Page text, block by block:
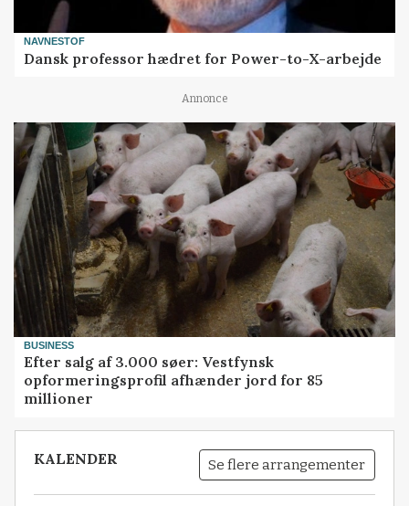
NAVNESTOF
Dansk professor hædret for Power-to-X-arbejde
Annonce
BUSINESS
Efter salg af 3.000 søer: Vestfynsk
opformeringsprofil afhænder jord for 85
millioner
KALENDER Se flere arrangementer